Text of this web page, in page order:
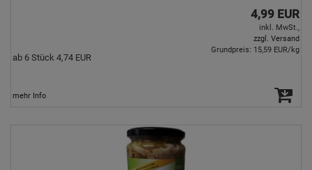
4,99 EUR
inkl. MwSt.,
zzgl. Versand
ab 6 Stück 4,74 EUR
Grundpreis: 15,59 EUR/kg
mehr Info